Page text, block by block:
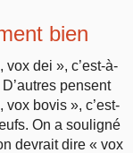
bien
dei », c’est-à-
pensent
bovis », c’est-
On a souligné
devrait dire « vox